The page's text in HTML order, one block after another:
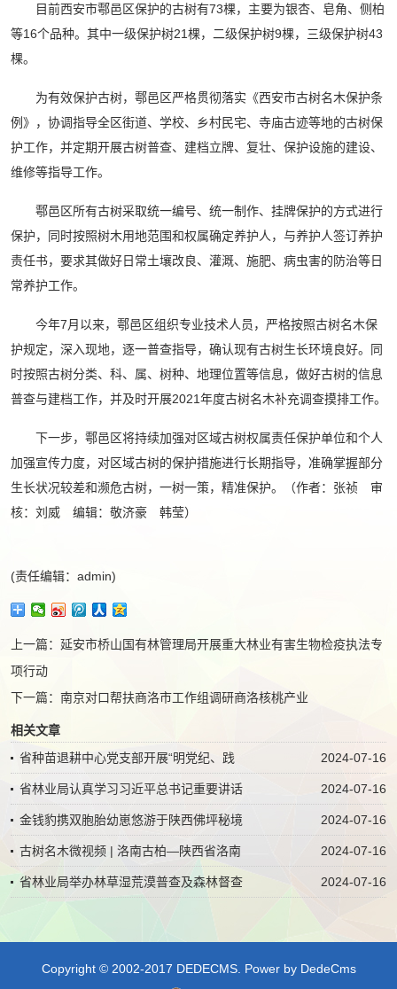
目前西安市鄠邑区保护的古树有73棵，主要为银杏、皂角、侧柏
等16个品种。其中一级保护树21棵，二级保护树9棵，三级保护树43
棵。
为有效保护古树，鄠邑区严格贯彻落实《西安市古树名木保护条
例》，协调指导全区街道、学校、乡村民宅、寺庙古迹等地的古树保
护工作，并定期开展古树普查、建档立牌、复壮、保护设施的建设、
维修等指导工作。
鄠邑区所有古树采取统一编号、统一制作、挂牌保护的方式进行
保护，同时按照树木用地范围和权属确定养护人，与养护人签订养护
责任书，要求其做好日常土壤改良、灌溉、施肥、病虫害的防治等日
常养护工作。
今年7月以来，鄠邑区组织专业技术人员，严格按照古树名木保
护规定，深入现地，逐一普查指导，确认现有古树生长环境良好。同
时按照古树分类、科、属、树种、地理位置等信息，做好古树的信息
普查与建档工作，并及时开展2021年度古树名木补充调查摸排工作。
下一步，鄠邑区将持续加强对区域古树权属责任保护单位和个人
加强宣传力度，对区域古树的保护措施进行长期指导，准确掌握部分
生长状况较差和濒危古树，一树一策，精准保护。（作者：张祯 审
核：刘威 编辑：敬济豪 韩莹）
(责任编辑：admin)
上一篇： 延安市桥山国有林管理局开展重大林业有害生物检疫执法专
项行动
下一篇： 南京对口帮扶商洛市工作组调研商洛核桃产业
相关文章
2024-07-16
省种苗退耕中心党支部开展“明党纪、践
2024-07-16
省林业局认真学习习近平总书记重要讲话
2024-07-16
金钱豹携双胞胎幼崽悠游于陕西佛坪秘境
2024-07-16
古树名木微视频 | 洛南古柏—陕西省洛南
2024-07-16
省林业局举办林草湿荒漠普查及森林督查
Copyright © 2002-2017 DEDECMS. Power by DedeCms